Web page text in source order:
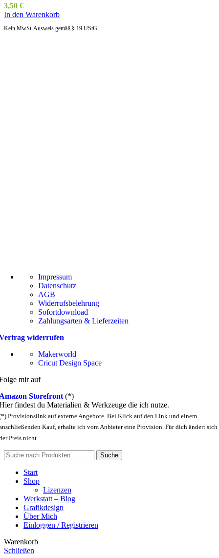
3,50 €
In den Warenkorb
Kein MwSt-Ausweis gemäß § 19 UStG.
Impressum
Datenschutz
AGB
Widerrufsbelehrung
Sofortdownload
Zahlungsarten & Lieferzeiten
widerrufen
Makerworld
Cricut Design Space
mir auf
Storefront (*)
findest du Materialien & Werkzeuge die ich nutze.
Provisionslink auf externe Angebote. Bei Klick auf den Link und einem
Kauf, erhalte ich vom Anbieter eine Provision. Für dich ändert sich
Preis nicht.
Suche
Start
Shop
Lizenzen
Werkstatt – Blog
Grafikdesign
Über Mich
Einloggen / Registrieren
Warenkorb
Schließen